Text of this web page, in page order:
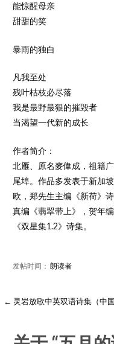
能惊醒母亲
甜甜的笑
暴雨的独白
凡我至处
残叶枯枝必尽落
我是最野最狠的摧毁者
当渴望一代新的成长
作者简介：
北雁、原名麥偉成，祖籍
尾埠。作品多发表于新加
欧，郑先生主编《新荷》
真编《翡翠带上》，贺年
《双星集1.2》诗集。
发帖时间： 朗读者
← 灵岩放歌中英双语诗集（中国